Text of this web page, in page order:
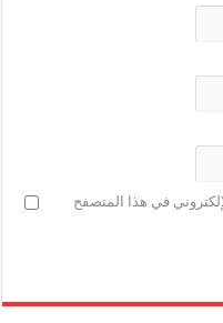
في هذا المتصفح